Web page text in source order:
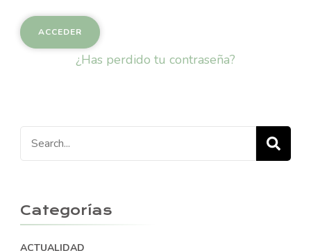
¿Has perdido tu contraseña?
Search
for:
Categorías
ACTUALIDAD